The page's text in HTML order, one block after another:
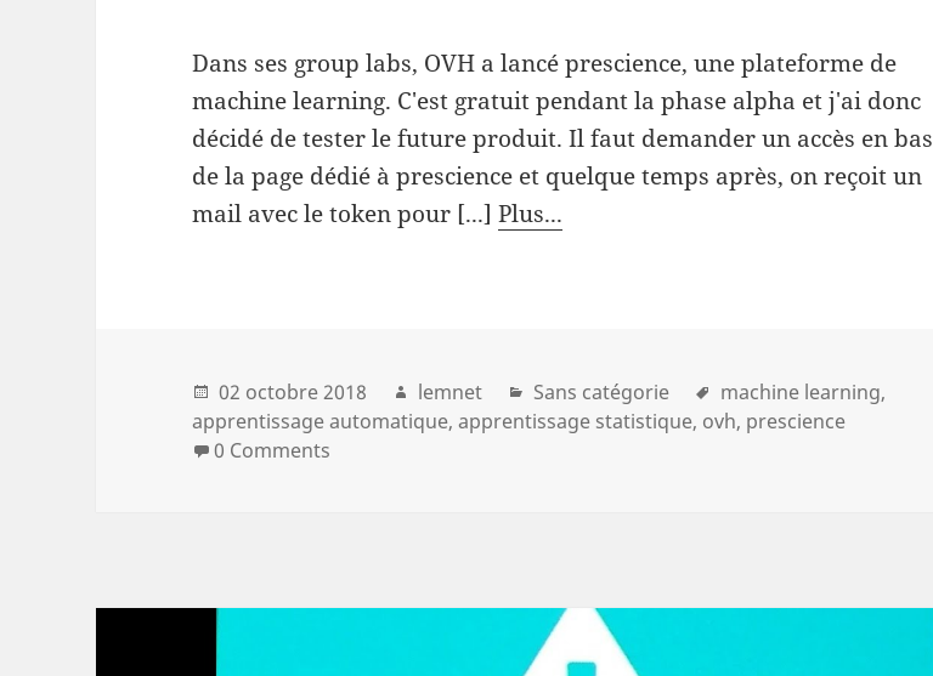
Dans ses group labs, OVH a lancé prescience, une plateforme de
machine learning. C'est gratuit pendant la phase alpha et j'ai donc
décidé de tester le future produit. Il faut demander un accès en bas
de la page dédié à prescience et quelque temps après, on reçoit un
mail avec le token pour [...]Plus...
02 octobre 2018 lemnet Sans catégorie
machine learning
apprentissage automatique apprentissage statistique ovh prescience
0 Comments